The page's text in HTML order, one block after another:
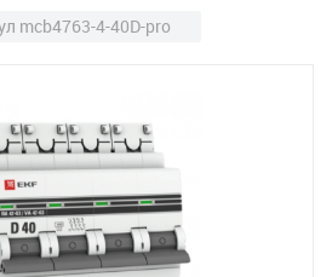
mcb4763-4-40D-pro